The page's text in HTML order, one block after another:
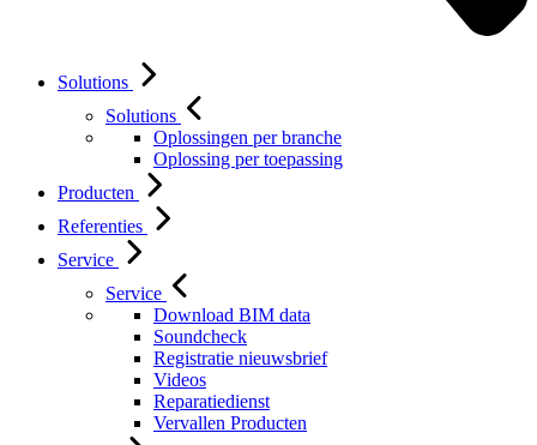
Solutions
Solutions
Oplossingen per branche
Oplossing per toepassing
Producten
Referenties
Service
Service
Download BIM data
Soundcheck
Registratie nieuwsbrief
Videos
Reparatiedienst
Vervallen Producten